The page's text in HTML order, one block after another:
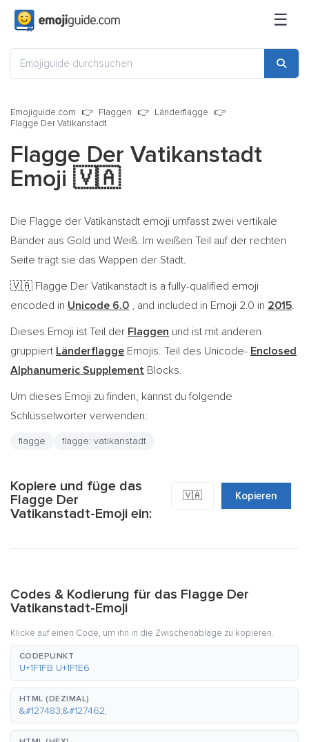
☰
Emojiguide.com Flaggen
Länderflagge
Flagge Der Vatikanstadt
Flagge Der Vatikanstadt
Emoji 🇻🇦
Die Flagge der Vatikanstadt emoji umfasst zwei vertikale
Bänder aus Gold und Weiß. Im weißen Teil auf der rechten
Seite trägt sie das Wappen der Stadt.
🇻🇦 Flagge Der Vatikanstadt is a fully-qualified emoji
encoded in Unicode 6.0 , and included in Emoji 2.0 in 2015.
Dieses Emoji ist Teil der Flaggen und ist mit anderen
gruppiert Länderflagge Emojis. Teil des Unicode- Enclosed
Alphanumeric Supplement Blocks.
Um dieses Emoji zu finden, kannst du folgende
Schlüsselwörter verwenden:
flagge flagge: vatikanstadt
Kopiere und füge das
Flagge Der
Vatikanstadt-Emoji ein:
🇻🇦 Kopieren
Codes & Kodierung für das Flagge Der
Vatikanstadt-Emoji
Klicke auf einen Code, um ihn in die Zwischenablage zu kopieren.
CODEPUNKT
U+1F1FB U+1F1E6
HTML (DEZIMAL)
&#127483;&#127462;